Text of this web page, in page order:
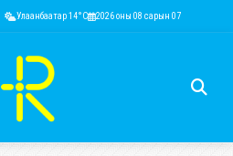
RUB 44.52 EUR 4,146.36 KRW 2.52
Улаанбаатар 14°C 2026 оны 08 сарын 07